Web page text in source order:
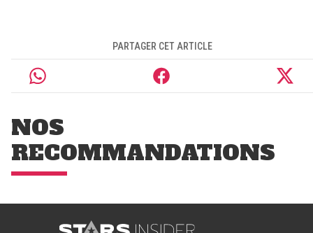
PARTAGER CET ARTICLE
NOS
RECOMMANDATIONS